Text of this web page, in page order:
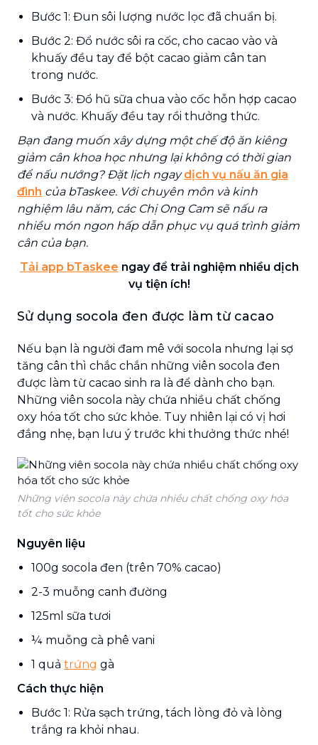
Bước 1: Đun sôi lượng nước lọc đã chuẩn bị.
Bước 2: Đổ nước sôi ra cốc, cho cacao vào và
khuấy đều tay để bột cacao giảm cân tan
trong nước.
Bước 3: Đổ hũ sữa chua vào cốc hỗn hợp cacao
và nước. Khuấy đều tay rồi thưởng thức.
Bạn đang muốn xây dựng một chế độ ăn kiêng
giảm cân khoa học nhưng lại không có thời gian
để nấu nướng? Đặt lịch ngaydịch vụ nấu ăn gia
đình của bTaskee. Với chuyên môn và kinh
nghiệm lâu năm, các Chị Ong Cam sẽ nấu ra
nhiều món ngon hấp dẫn phục vụ quá trình giảm
cân của bạn.
Tải app bTaskee ngay để trải nghiệm nhiều dịch
vụ tiện ích!
Sử dụng socola đen được làm từ cacao
Nếu bạn là người đam mê với socola nhưng lại sợ
tăng cân thì chắc chắn những viên socola đen
được làm từ cacao sinh ra là để dành cho bạn.
Những viên socola này chứa nhiều chất chống
oxy hóa tốt cho sức khỏe. Tuy nhiên lại có vị hơi
đắng nhẹ, bạn lưu ý trước khi thưởng thức nhé!
Những viên socola này chứa nhiều chất chống oxy hóa
tốt cho sức khỏe
Nguyên liệu
100g socola đen (trên 70% cacao)
2-3 muỗng canh đường
125ml sữa tươi
¼ muỗng cà phê vani
1 quả trứng gà
Cách thực hiện
Bước 1: Rửa sạch trứng, tách lòng đỏ và lòng
trắng ra khỏi nhau.